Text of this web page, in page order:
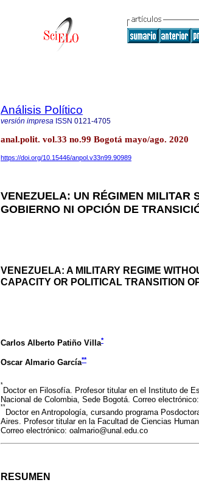
Análisis Político
versión impresa ISSN 0121-4705
anal.polit. vol.33 no.99 Bogotá mayo/ago. 2020
https://doi.org/10.15446/anpol.v33n99.90989
VENEZUELA: UN RÉGIMEN MILITAR
GOBIERNO NI OPCIÓN DE
VENEZUELA: A MILITARY REGIME
CAPACITY OR POLITICAL TRANSITION
Carlos Alberto Patiño Villa*
Oscar Almario García**
*
Doctor en Filosofía. Profesor titular en el Instituto de
Nacional de Colombia, Sede Bogotá. Correo
**
Doctor en Antropología, cursando programa
Aires. Profesor titular en la Facultad de Ciencias
Correo electrónico: oalmario@unal.edu.co
RESUMEN